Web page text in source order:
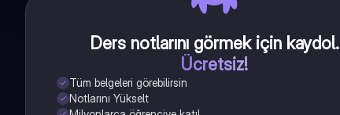
Ders notlarını görmek için kaydol.
Ücretsiz!
Tüm belgeleri görebilirsin
Notlarını Yükselt